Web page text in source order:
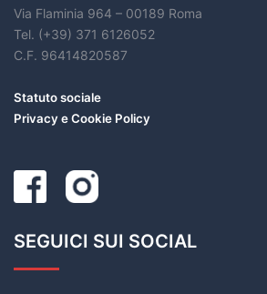
Via Flaminia 964 – 00189 Roma
Tel. (+39) 371 6126052
C.F. 96414820587
Statuto sociale
Privacy e Cookie Policy
SEGUICI SUI SOCIAL